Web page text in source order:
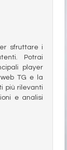
sfruttare i
Potrai
player
TG e la
più rilevanti
e analisi